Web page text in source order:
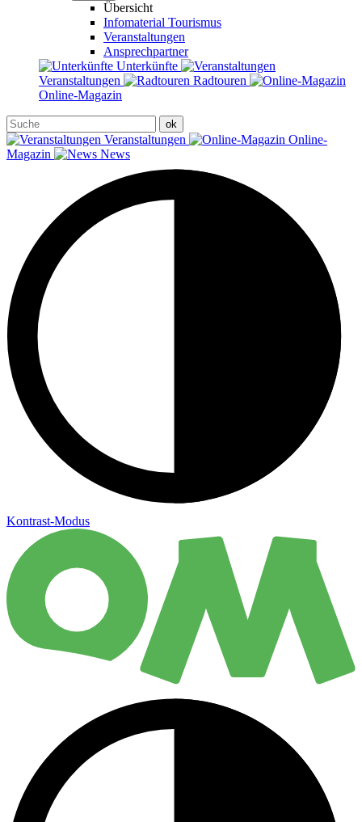
Übersicht
Infomaterial Tourismus
Veranstaltungen
Ansprechpartner
Unterkünfte
Veranstaltungen
Radtouren
Online-Magazin
Veranstaltungen
Online-
Magazin
News
Kontrast-Modus